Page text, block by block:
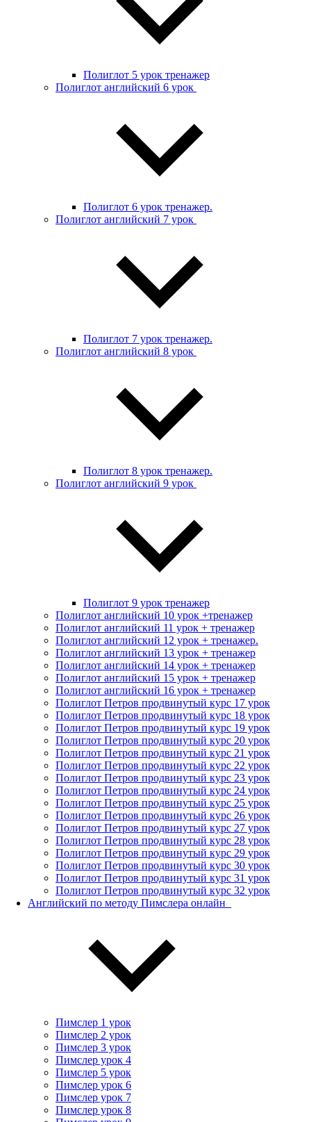
Полиглот 5 урок тренажер
Полиглот английский 6 урок
Полиглот 6 урок тренажер.
Полиглот английский 7 урок
Полиглот 7 урок тренажер.
Полиглот английский 8 урок
Полиглот 8 урок тренажер.
Полиглот английский 9 урок
Полиглот 9 урок тренажер
Полиглот английский 10 урок +тренажер
Полиглот английский 11 урок + тренажер
Полиглот английский 12 урок + тренажер.
Полиглот английский 13 урок + тренажер
Полиглот английский 14 урок + тренажер
Полиглот английский 15 урок + тренажер
Полиглот английский 16 урок + тренажер
Полиглот Петров продвинутый курс 17 урок
Полиглот Петров продвинутый курс 18 урок
Полиглот Петров продвинутый курс 19 урок
Полиглот Петров продвинутый курс 20 урок
Полиглот Петров продвинутый курс 21 урок
Полиглот Петров продвинутый курс 22 урок
Полиглот Петров продвинутый курс 23 урок
Полиглот Петров продвинутый курс 24 урок
Полиглот Петров продвинутый курс 25 урок
Полиглот Петров продвинутый курс 26 урок
Полиглот Петров продвинутый курс 27 урок
Полиглот Петров продвинутый курс 28 урок
Полиглот Петров продвинутый курс 29 урок
Полиглот Петров продвинутый курс 30 урок
Полиглот Петров продвинутый курс 31 урок
Полиглот Петров продвинутый курс 32 урок
Английский по методу Пимслера онлайн_
Пимслер 1 урок
Пимслер 2 урок
Пимслер 3 урок
Пимслер урок 4
Пимслер 5 урок
Пимслер урок 6
Пимслер урок 7
Пимслер урок 8